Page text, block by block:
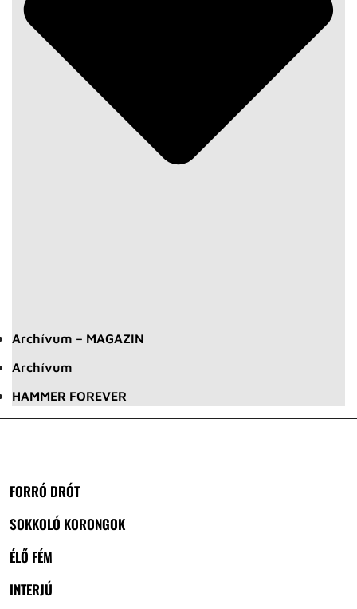
Archívum – MAGAZIN
Archívum
HAMMER FOREVER
FORRÓ DRÓT
SOKKOLÓ KORONGOK
ÉLŐ FÉM
INTERJÚ